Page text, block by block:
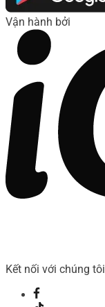
Vận hành bởi
Kết nối với chúng tôi